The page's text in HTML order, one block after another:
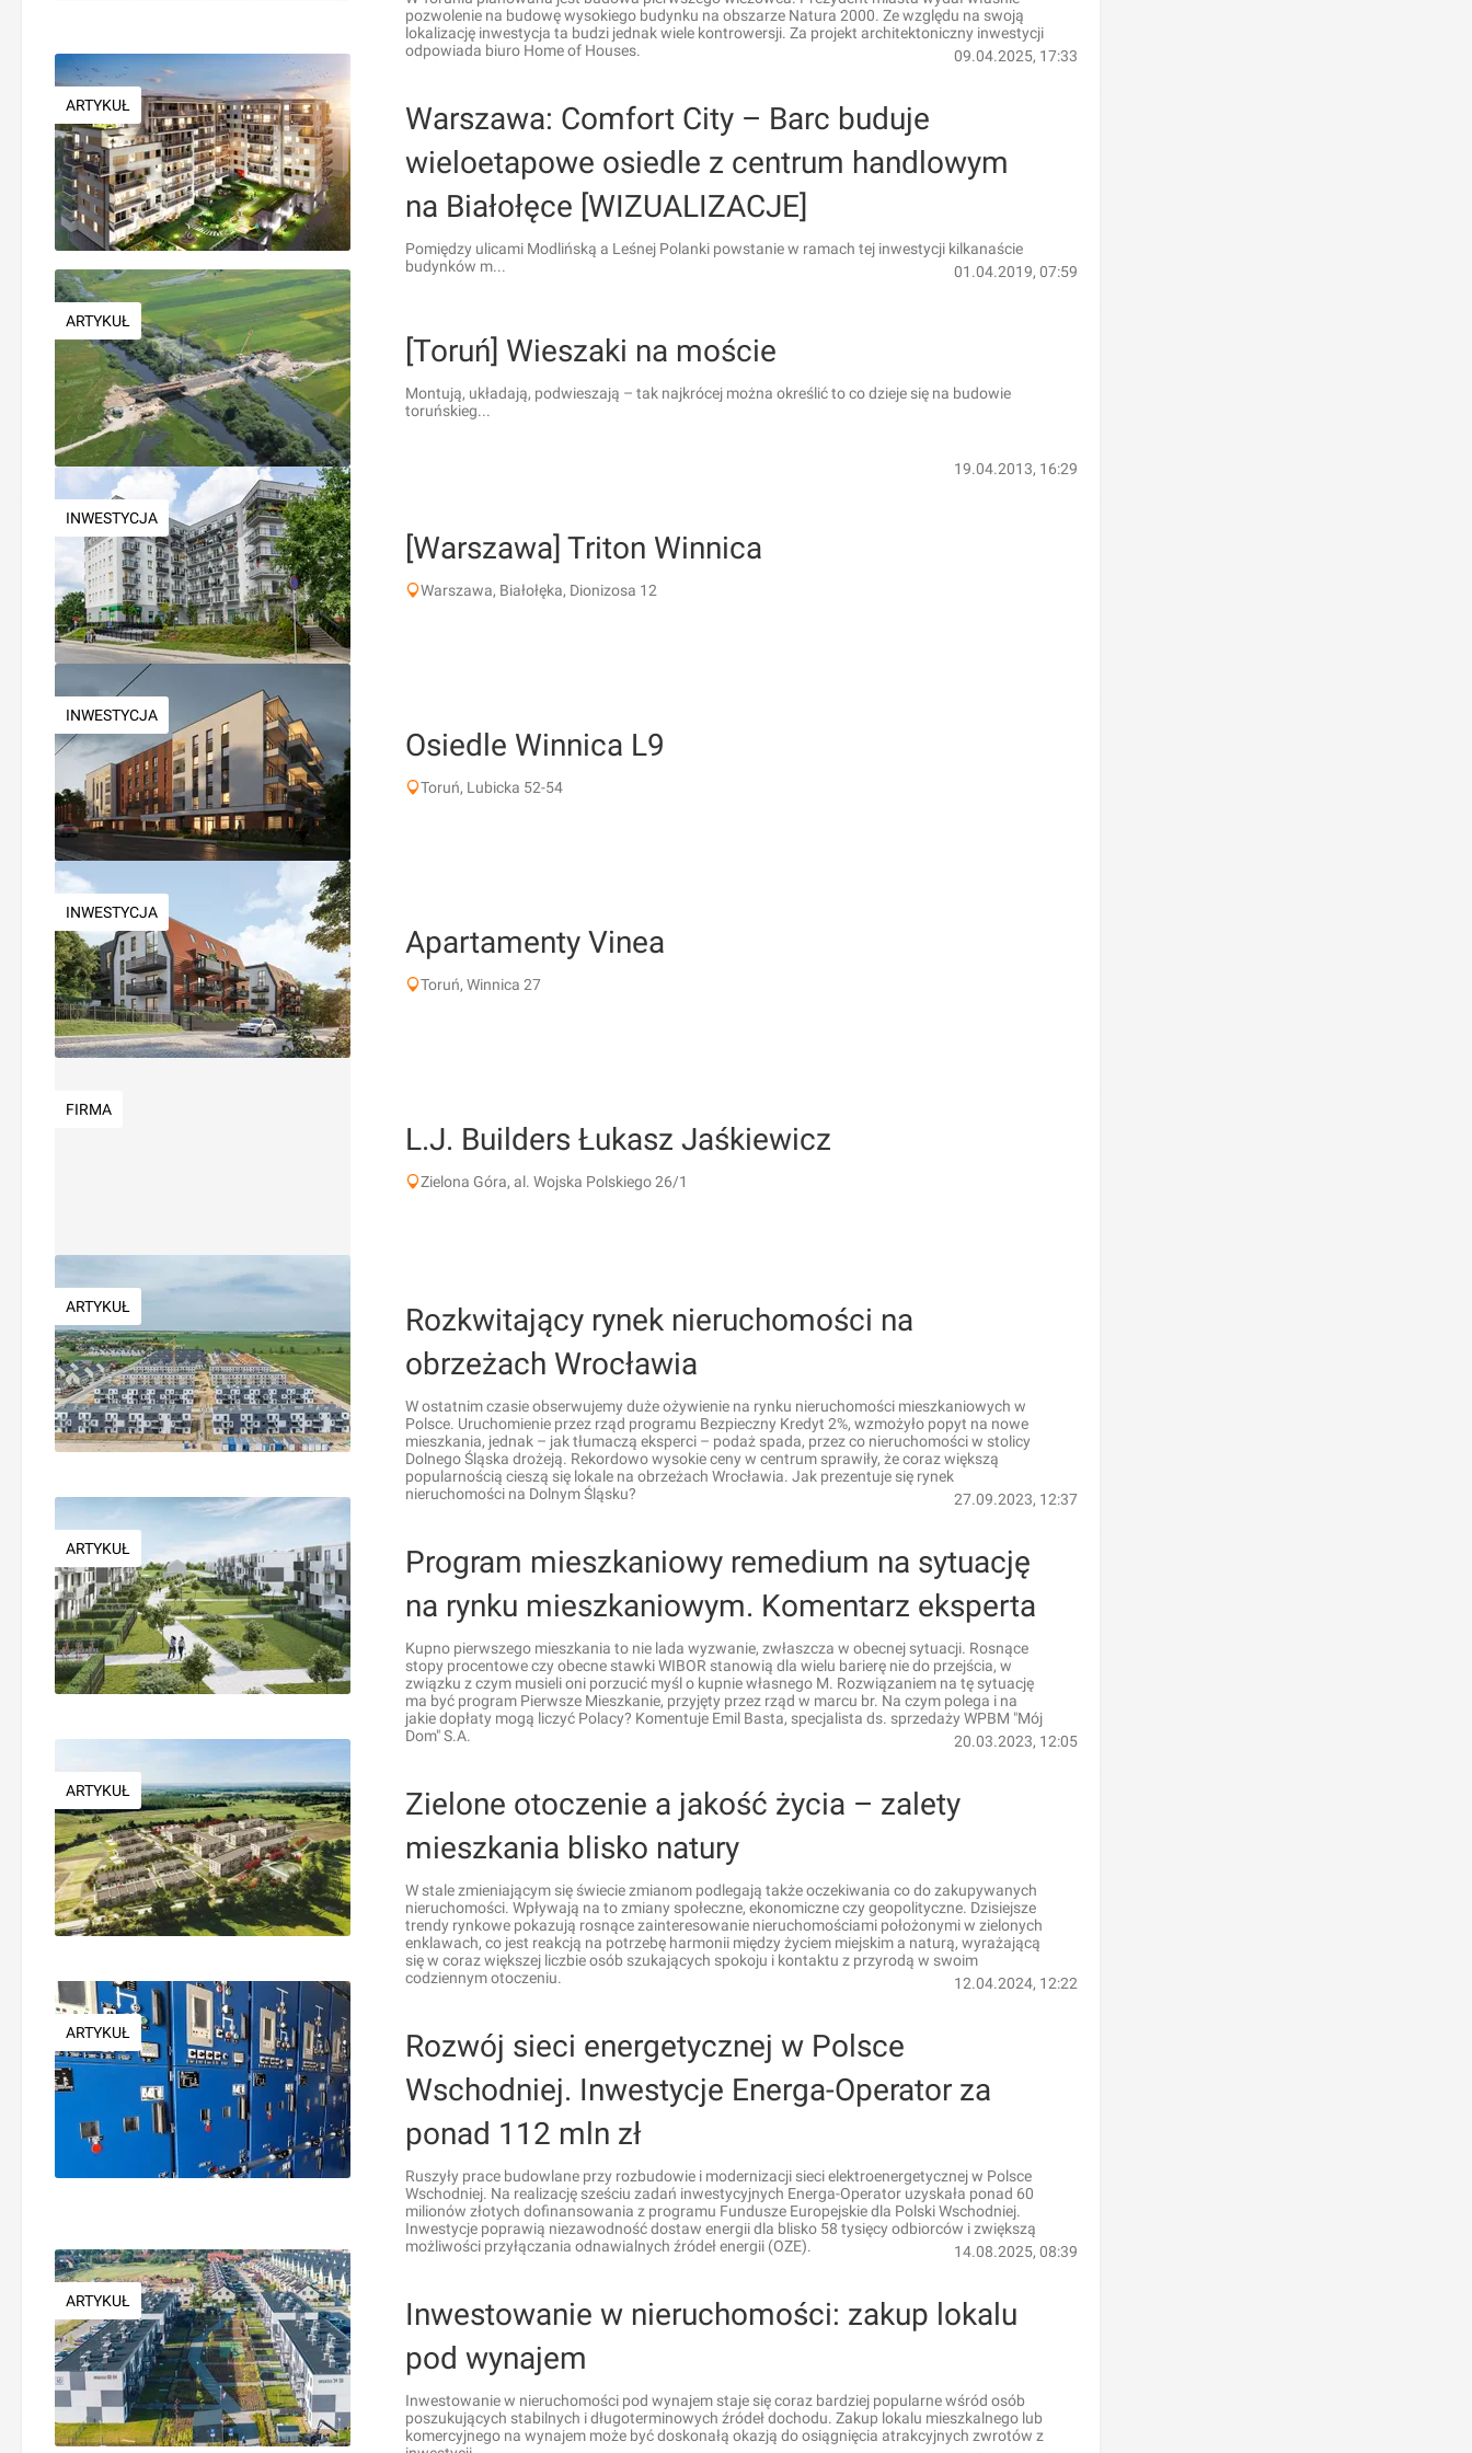
pozwolenie na budowę wysokiego budynku na obszarze Natura 2000. Ze względu na swoją
lokalizację inwestycja ta budzi jednak wiele kontrowersji. Za projekt architektoniczny inwestycji
odpowiada biuro Home of Houses.
09.04.2025, 17:33
ARTYKUŁ
Warszawa: Comfort City – Barc buduje
wieloetapowe osiedle z centrum handlowym
na Białołęce [WIZUALIZACJE]
Pomiędzy ulicami Modlińską a Leśnej Polanki powstanie w ramach tej inwestycji kilkanaście
budynków m...
01.04.2019, 07:59
ARTYKUŁ
[Toruń] Wieszaki na moście
Montują, układają, podwieszają – tak najkrócej można określić to co dzieje się na budowie
toruńskieg...
19.04.2013, 16:29
INWESTYCJA
[Warszawa] Triton Winnica
Warszawa, Białołęka, Dionizosa 12
INWESTYCJA
Osiedle Winnica L9
Toruń, Lubicka 52-54
INWESTYCJA
Apartamenty Vinea
Toruń, Winnica 27
FIRMA
L.J. Builders Łukasz Jaśkiewicz
Zielona Góra, al. Wojska Polskiego 26/1
ARTYKUŁ
Rozkwitający rynek nieruchomości na
obrzeżach Wrocławia
W ostatnim czasie obserwujemy duże ożywienie na rynku nieruchomości mieszkaniowych w
Polsce. Uruchomienie przez rząd programu Bezpieczny Kredyt 2%, wzmożyło popyt na nowe
mieszkania, jednak – jak tłumaczą eksperci – podaż spada, przez co nieruchomości w stolicy
Dolnego Śląska drożeją. Rekordowo wysokie ceny w centrum sprawiły, że coraz większą
popularnością cieszą się lokale na obrzeżach Wrocławia. Jak prezentuje się rynek
nieruchomości na Dolnym Śląsku?
27.09.2023, 12:37
ARTYKUŁ
Program mieszkaniowy remedium na sytuację
na rynku mieszkaniowym. Komentarz eksperta
Kupno pierwszego mieszkania to nie lada wyzwanie, zwłaszcza w obecnej sytuacji. Rosnące
stopy procentowe czy obecne stawki WIBOR stanowią dla wielu barierę nie do przejścia, w
związku z czym musieli oni porzucić myśl o kupnie własnego M. Rozwiązaniem na tę sytuację
ma być program Pierwsze Mieszkanie, przyjęty przez rząd w marcu br. Na czym polega i na
jakie dopłaty mogą liczyć Polacy? Komentuje Emil Basta, specjalista ds. sprzedaży WPBM "Mój
Dom" S.A.
20.03.2023, 12:05
ARTYKUŁ
Zielone otoczenie a jakość życia – zalety
mieszkania blisko natury
W stale zmieniającym się świecie zmianom podlegają także oczekiwania co do zakupywanych
nieruchomości. Wpływają na to zmiany społeczne, ekonomiczne czy geopolityczne. Dzisiejsze
trendy rynkowe pokazują rosnące zainteresowanie nieruchomościami położonymi w zielonych
enklawach, co jest reakcją na potrzebę harmonii między życiem miejskim a naturą, wyrażającą
się w coraz większej liczbie osób szukających spokoju i kontaktu z przyrodą w swoim
codziennym otoczeniu.
12.04.2024, 12:22
ARTYKUŁ
Rozwój sieci energetycznej w Polsce
Wschodniej. Inwestycje Energa-Operator za
ponad 112 mln zł
Ruszyły prace budowlane przy rozbudowie i modernizacji sieci elektroenergetycznej w Polsce
Wschodniej. Na realizację sześciu zadań inwestycyjnych Energa-Operator uzyskała ponad 60
milionów złotych dofinansowania z programu Fundusze Europejskie dla Polski Wschodniej.
Inwestycje poprawią niezawodność dostaw energii dla blisko 58 tysięcy odbiorców i zwiększą
możliwości przyłączania odnawialnych źródeł energii (OZE).
14.08.2025, 08:39
ARTYKUŁ
Inwestowanie w nieruchomości: zakup lokalu
pod wynajem
Inwestowanie w nieruchomości pod wynajem staje się coraz bardziej popularne wśród osób
poszukujących stabilnych i długoterminowych źródeł dochodu. Zakup lokalu mieszkalnego lub
komercyjnego na wynajem może być doskonałą okazją do osiągnięcia atrakcyjnych zwrotów z